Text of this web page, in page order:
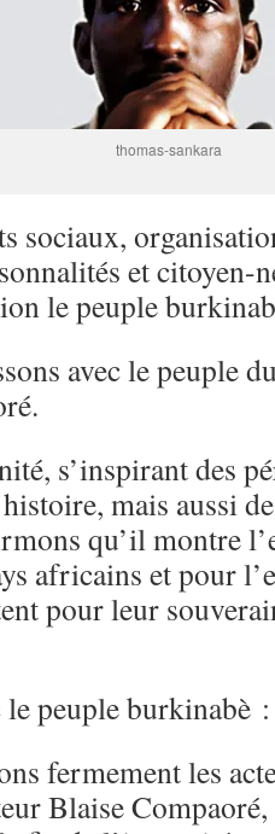
thomas-sankara
sociaux,
et citoyen-
le peuple
avec le peuple
s’inspirant des
mais aussi
qu’il montre
africains et pour
pour leur
peuple burkinabè :
fermement les
Blaise Compaoré,